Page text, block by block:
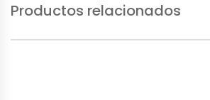
Productos relacionados